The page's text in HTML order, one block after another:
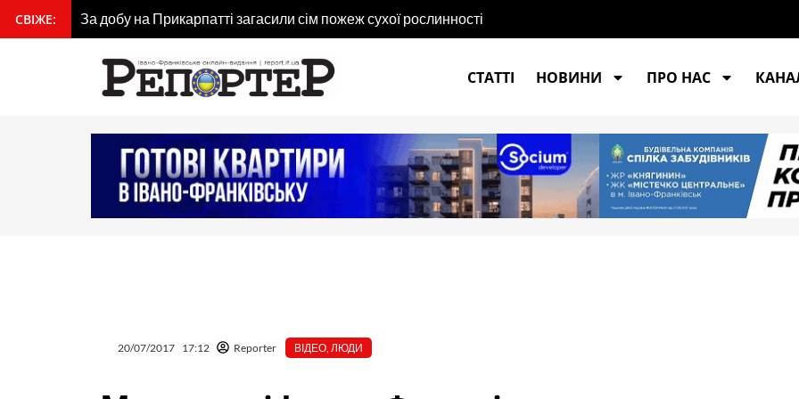
вмісту
СВІЖЕ: За добу на Прикарпатті загасили сім пожеж сухої рослинності
СТАТТІ
НОВИНИ ПРО НАС
20/07/2017 17:12 Reporter ВІДЕО ЛЮДИ